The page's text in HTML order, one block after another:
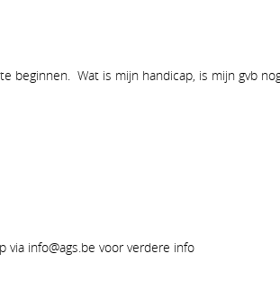
Wat is mijn handicap, is mijn gvb
info@ags.be voor verdere info